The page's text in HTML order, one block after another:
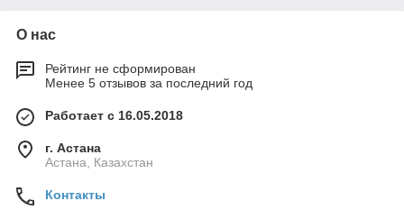
О нас
Рейтинг не сформирован
Менее 5 отзывов за последний год
Работает с 16.05.2018
г. Астана
Астана, Казахстан
Контакты